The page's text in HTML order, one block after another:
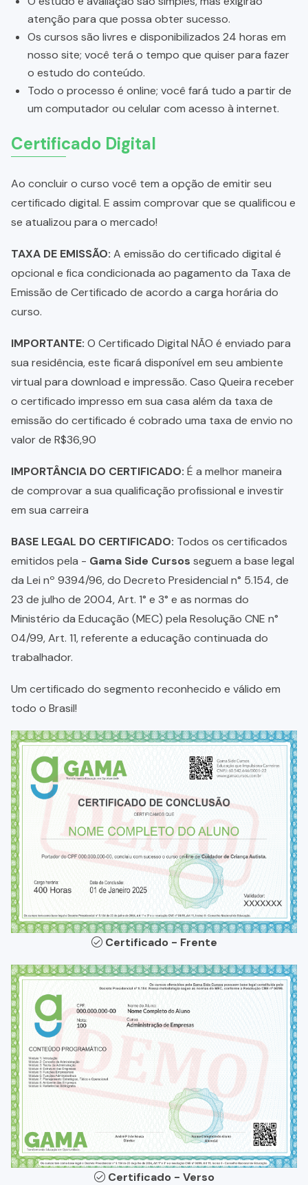
atenção para que possa obter sucesso.
Os cursos são livres e disponibilizados 24 horas em
nosso site; você terá o tempo que quiser para fazer
o estudo do conteúdo.
Todo o processo é online; você fará tudo a partir de
um computador ou celular com acesso à internet.
Certificado Digital
Ao concluir o curso você tem a opção de emitir seu
certificado digital. E assim comprovar que se qualificou e
se atualizou para o mercado!
TAXA DE EMISSÃO: A emissão do certificado digital é
opcional e fica condicionada ao pagamento da Taxa de
Emissão de Certificado de acordo a carga horária do
curso.
IMPORTANTE: O Certificado Digital NÃO é enviado para
sua residência, este ficará disponível em seu ambiente
virtual para download e impressão. Caso Queira receber
o certificado impresso em sua casa além da taxa de
emissão do certificado é cobrado uma taxa de envio no
valor de R$36,90
IMPORTÂNCIA DO CERTIFICADO: É a melhor maneira
de comprovar a sua qualificação profissional e investir
em sua carreira
BASE LEGAL DO CERTIFICADO: Todos os certificados
emitidos pela - Gama Side Cursos seguem a base legal
da Lei nº 9394/96, do Decreto Presidencial n° 5.154, de
23 de julho de 2004, Art. 1° e 3° e as normas do
Ministério da Educação (MEC) pela Resolução CNE n°
04/99, Art. 11, referente a educação continuada do
trabalhador.
Um certificado do segmento reconhecido e válido em
todo o Brasil!
Certificado - Frente
Certificado - Verso